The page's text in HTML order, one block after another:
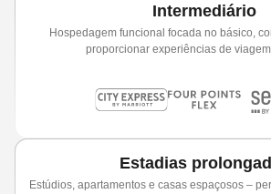
Intermediário
Hospedagem funcional focada no básico,
proporcionar experiências de
Estadias
Estúdios, apartamentos e casas espaçosos –